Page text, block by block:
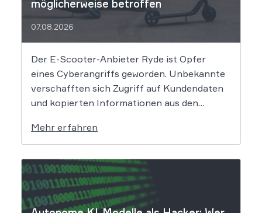
möglicherweise betroffen
07.08.2026
Der E-Scooter-Anbieter Ryde ist Opfer
eines Cyberangriffs geworden. Unbekannte
verschafften sich Zugriff auf Kundendaten
und kopierten Informationen aus den
Folgen das Datenleck für Betroffene hat, ist
derzeit noch nicht vollständig absehbar. Der
Mobilitätsanbieter Ryde hat seine Kunden
über einen Sicherheitsvorfall informiert.
Nach Angaben des Unternehmens […]
Mehr erfahren